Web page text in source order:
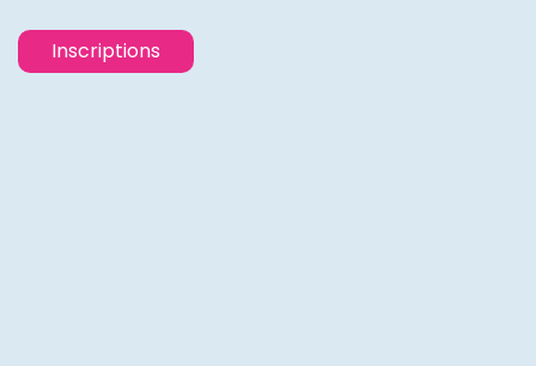
Inscriptions